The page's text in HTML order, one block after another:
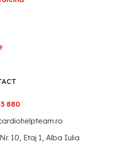
880
10, Etaj 1, Alba Iulia